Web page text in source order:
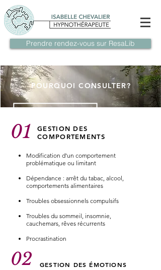
Prendre rendez-vous sur ResaLib
POURQUOI CONSULTER?
01
GESTION DES
COMPORTEMENTS
Modification d’un comportement
problématique ou limitant
Dépendance : arrêt du tabac, alcool,
comportements alimentaires
Troubles obsessionnels compulsifs
Troubles du sommeil, insomnie,
cauchemars, rêves récurrents
Procrastination
02 GESTION DES ÉMOTIONS